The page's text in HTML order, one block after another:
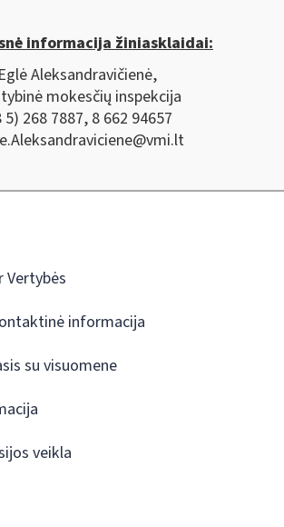
informacija žiniasklaidai:
Eglė Aleksandravičienė,
mokesčių inspekcija
5) 268 7887, 8 662 94657
Vertybės
informacija
su visuomene
veikla